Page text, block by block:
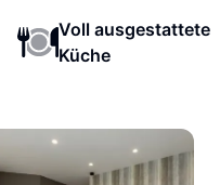
Voll ausgestattete
Küche